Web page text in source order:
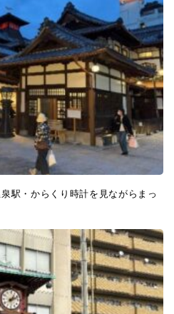
駅・からくり時計を見ながらまっ